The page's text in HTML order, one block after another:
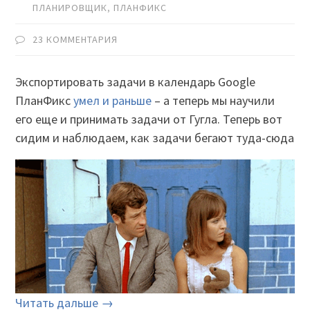
ПЛАНИРОВЩИК, ПЛАНФИКС
23 КОММЕНТАРИЯ
Экспортировать задачи в календарь Google
ПланФиксумел и раньше – а теперь мы научили
его еще и принимать задачи от Гугла. Теперь вот
сидим и наблюдаем, как задачи бегают туда-сюда
Читать дальше →